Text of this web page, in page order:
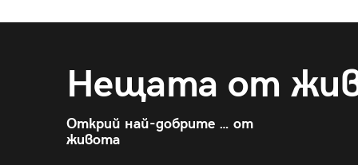
Нещата от
Открий най-добрите … от
живота